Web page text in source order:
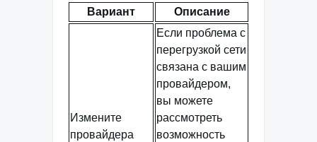
Вариант Описание
Измените
провайдера
Если проблема с
перегрузкой сети
связана с вашим
провайдером,
вы можете
рассмотреть
возможность